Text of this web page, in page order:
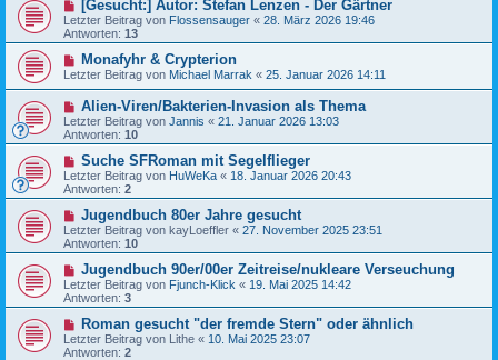
[Gesucht:] Autor: Stefan Lenzen - Der Gärtner
Letzter Beitrag von Flossensauger « 28. März 2026 19:46
Antworten: 13
Monafyhr & Crypterion
Letzter Beitrag von Michael Marrak « 25. Januar 2026 14:11
Alien-Viren/Bakterien-Invasion als Thema
Letzter Beitrag von Jannis « 21. Januar 2026 13:03
Antworten: 10
Suche SFRoman mit Segelflieger
Letzter Beitrag von HuWeKa « 18. Januar 2026 20:43
Antworten: 2
Jugendbuch 80er Jahre gesucht
Letzter Beitrag von kayLoeffler « 27. November 2025 23:51
Antworten: 10
Jugendbuch 90er/00er Zeitreise/nukleare Verseuchung
Letzter Beitrag von Fjunch-Klick « 19. Mai 2025 14:42
Antworten: 3
Roman gesucht "der fremde Stern" oder ähnlich
Letzter Beitrag von Lithe « 10. Mai 2025 23:07
Antworten: 2